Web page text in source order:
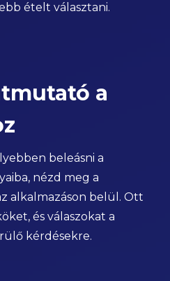
ételt választani.
a
beleásni a
nézd meg a
alkalmazáson belül. Ott
és válaszokat a
kérdésekre.